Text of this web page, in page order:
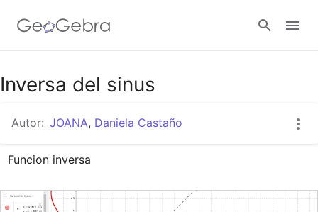
Google Classroom
GeoGebra Classroom
Inversa del sinus
Autor: JOANA, Daniela Castaño
Funcion inversa